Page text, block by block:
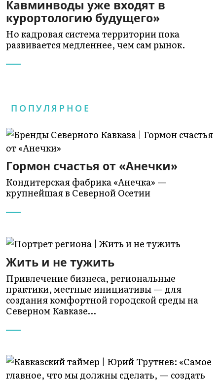
Кавминводы уже входят в
курортологию будущего»
Но кадровая система территории пока
развивается медленнее, чем сам рынок.
ПОПУЛЯРНОЕ
Гормон счастья от «Анечки»
Кондитерская фабрика «Анечка» —
крупнейшая в Северной Осетии
Жить и не тужить
Привлечение бизнеса, региональные
практики, местные инициативы — для
создания комфортной городской среды на
Северном Кавказе…